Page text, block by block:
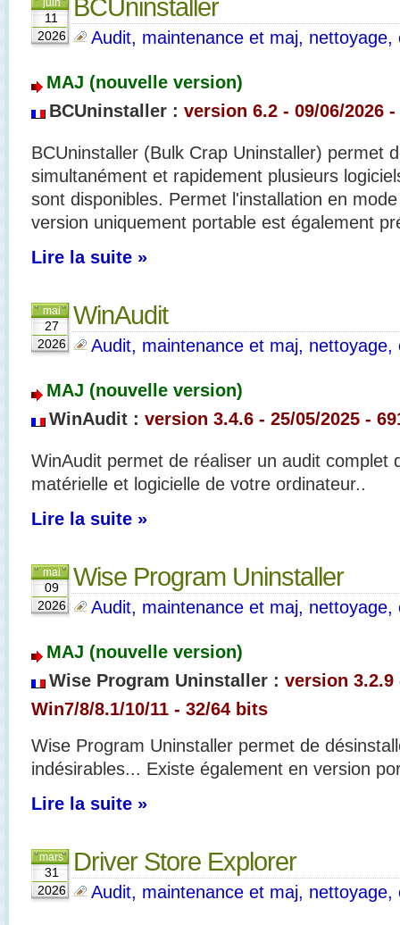
juin
11
2026
BCUninstaller
Audit, maintenance et maj, nettoyage,
MAJ (nouvelle version)
BCUninstaller : version 6.2 - 09/06/2026
BCUninstaller (Bulk Crap Uninstaller) permet
simultanément et rapidement plusieurs
sont disponibles. Permet l'installation en
version uniquement portable est également
Lire la suite »
mai
27
2026
WinAudit
Audit, maintenance et maj, nettoyage,
MAJ (nouvelle version)
WinAudit : version 3.4.6 - 25/05/2025 -
WinAudit permet de réaliser un audit complet
matérielle et logicielle de votre ordinateur..
Lire la suite »
mai
09
2026
Wise Program Uninstaller
Audit, maintenance et maj, nettoyage,
MAJ (nouvelle version)
Wise Program Uninstaller : version 3.2.9
Win7/8/8.1/10/11 - 32/64 bits
Wise Program Uninstaller permet de
indésirables... Existe également en version
Lire la suite »
mars
31
2026
Driver Store Explorer
Audit, maintenance et maj, nettoyage,